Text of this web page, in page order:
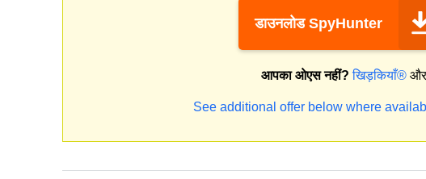
डाउनलोड SpyHunter
आपका ओएस नहीं? खिड़कियाँ®
See additional offer below where